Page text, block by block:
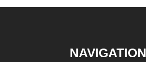
NAVIGATION